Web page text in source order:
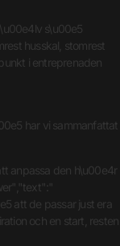
s\u00e5
husskal, stomrest
i entreprenaden
har vi sammanfattat
anpassa den h\u00e4r
att de passar just era
och en start, resten